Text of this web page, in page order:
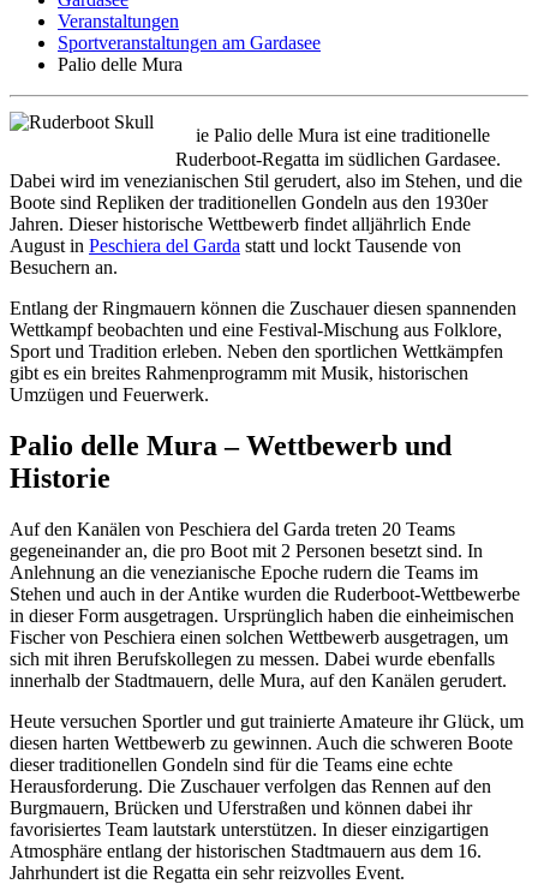
Veranstaltungen
Sportveranstaltungen am Gardasee
Palio delle Mura
ie Palio delle Mura ist eine traditionelle
Ruderboot-Regatta im südlichen Gardasee.
Dabei wird im venezianischen Stil gerudert, also im Stehen, und die
Boote sind Repliken der traditionellen Gondeln aus den 1930er
Jahren. Dieser historische Wettbewerb findet alljährlich Ende
August in Peschiera del Garda statt und lockt Tausende von
Besuchern an.
Entlang der Ringmauern können die Zuschauer diesen spannenden
Wettkampf beobachten und eine Festival-Mischung aus Folklore,
Sport und Tradition erleben. Neben den sportlichen Wettkämpfen
gibt es ein breites Rahmenprogramm mit Musik, historischen
Umzügen und Feuerwerk.
Palio delle Mura – Wettbewerb und
Historie
Auf den Kanälen von Peschiera del Garda treten 20 Teams
gegeneinander an, die pro Boot mit 2 Personen besetzt sind. In
Anlehnung an die venezianische Epoche rudern die Teams im
Stehen und auch in der Antike wurden die Ruderboot-Wettbewerbe
in dieser Form ausgetragen. Ursprünglich haben die einheimischen
Fischer von Peschiera einen solchen Wettbewerb ausgetragen, um
sich mit ihren Berufskollegen zu messen. Dabei wurde ebenfalls
innerhalb der Stadtmauern, delle Mura, auf den Kanälen gerudert.
Heute versuchen Sportler und gut trainierte Amateure ihr Glück, um
diesen harten Wettbewerb zu gewinnen. Auch die schweren Boote
dieser traditionellen Gondeln sind für die Teams eine echte
Herausforderung. Die Zuschauer verfolgen das Rennen auf den
Burgmauern, Brücken und Uferstraßen und können dabei ihr
favorisiertes Team lautstark unterstützen. In dieser einzigartigen
Atmosphäre entlang der historischen Stadtmauern aus dem 16.
Jahrhundert ist die Regatta ein sehr reizvolles Event.